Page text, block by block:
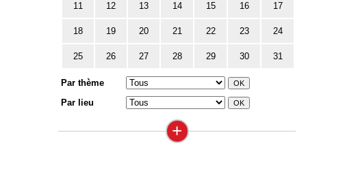
11 12 13 14 15 16 17
18 19 20 21 22 23 24
25 26 27 28 29 30 31
Par thème
Par lieu
+